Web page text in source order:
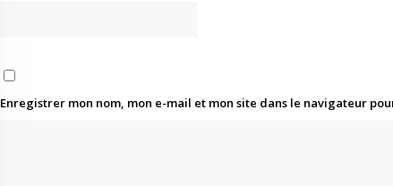
Enregistrer mon nom, mon e-mail et mon site dans le navigateur